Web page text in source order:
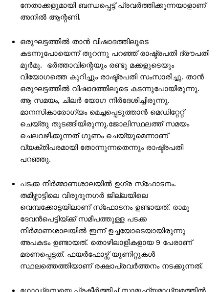
നേതാക്കളുമായി ബന്ധപ്പെട്ട് പ്രവര്‍ത്തിക്കുന്നയാളാണ്
അനിൽ ആന്റണി.
ഒരുഘട്ടത്തിൽ താൻ വിഷാദത്തിലൂടെ
കടന്നുപോയെന്ന് തുറന്നു പറഞ്ഞ് രാഷ്ട്രപതി ദ്രൗപതി
മുർമു. ഭർത്താവിന്റെയും രണ്ടു മക്കളുടെയും
വിയോഗത്തെ കുറിച്ചും രാഷ്ട്രപതി സംസാരിച്ചു. താൻ
ഒരുഘട്ടത്തിൽ വിഷാദത്തിലൂടെ കടന്നുപോയിരുന്നു.
ആ സമയം, ചിലർ യോഗ നിർദേശിച്ചിരുന്നു.
മാനസികാരോഗ്യം മെച്ചപ്പെടുത്താൻ മെഡിറ്റേറ്റ്
ചെയ്തു തുടങ്ങിയിരുന്നു.ജോലിസ്ഥലത്ത് സമയം
ചെലവഴിക്കുന്നത് ഗുണം ചെയ്യുമെന്നാണ്
വ്യക്തിപരമായി തോന്നുന്നതെന്നും രാഷ്ട്രപതി
പറഞ്ഞു.
പടക്ക നിർമ്മാണശാലയിൽ ഉഗ്ര സ്‌ഫോടനം.
തമിഴ്നാട്ടിലെ വിരുദുനഗർ ജില്ലയിലെ
വെമ്പക്കോട്ടയിലാണ് സ്‌ഫോടനം ഉണ്ടായത്. രാമു
ദേവൻപെട്ടിയ്ക്ക് സമീപത്തുള്ള പടക്ക
നിർമാണശാലയിൽ ഇന്ന് ഉച്ചയോടെയായിരുന്നു
അപകടം ഉണ്ടായത്. തൊഴിലാളികളായ 9 പേരാണ്
മരണപ്പെട്ടത്. ഫയർഫോഴ്സ് യൂണിറ്റുകൾ
സ്ഥലത്തെത്തിയാണ് രക്ഷാപ്രവർത്തനം നടക്കുന്നത്.